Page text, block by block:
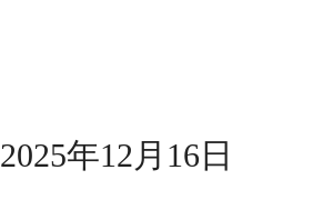
2025年12 月 16日